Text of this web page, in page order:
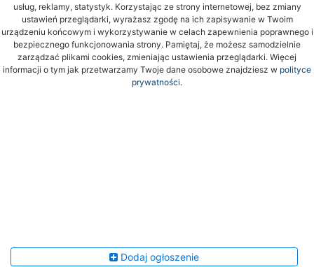
usług, reklamy, statystyk. Korzystając ze strony internetowej, bez zmiany
ustawień przeglądarki, wyrażasz zgodę na ich zapisywanie w Twoim
urządzeniu końcowym i wykorzystywanie w celach zapewnienia poprawnego i
bezpiecznego funkcjonowania strony. Pamiętaj, że możesz samodzielnie
zarządzać plikami cookies, zmieniając ustawienia przeglądarki. Więcej
informacji o tym jak przetwarzamy Twoje dane osobowe znajdziesz w polityce
prywatności.
Dodaj ogłoszenie